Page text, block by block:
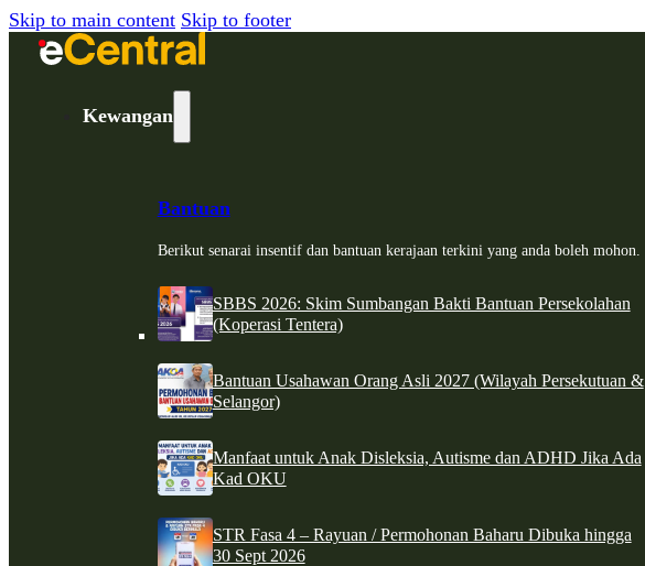
Skip to main content Skip to footer
Kewangan
Bantuan
Berikut senarai insentif dan bantuan kerajaan terkini yang anda boleh mohon.
SBBS 2026: Skim Sumbangan Bakti Bantuan Persekolahan
(Koperasi Tentera)
Bantuan Usahawan Orang Asli 2027 (Wilayah Persekutuan &
Selangor)
Manfaat untuk Anak Disleksia, Autisme dan ADHD Jika Ada
Kad OKU
STR Fasa 4 – Rayuan / Permohonan Baharu Dibuka hingga
30 Sept 2026